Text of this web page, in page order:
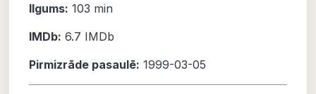
Ilgums: 103 min
IMDb: 6.7 IMDb
Pirmizrāde pasaulē: 1999-03-05